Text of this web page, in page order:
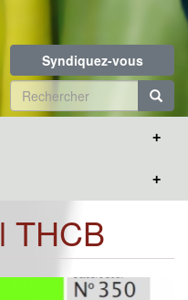
Syndiquez-vous
Formulaire
de
THCB